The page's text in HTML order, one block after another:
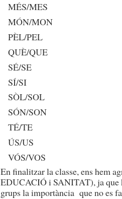
MÉS/MES
MÓN/MON
PÈL/PEL
QUÈ/QUE
SÉ/SE
SÍ/SI
SÒL/SOL
SÓN/SON
TÉ/TE
ÚS/US
VÓS/VOS
En finalitzar la classe, ens hem
EDUCACIÓ i SANITAT), ja que
grups la importància que no es